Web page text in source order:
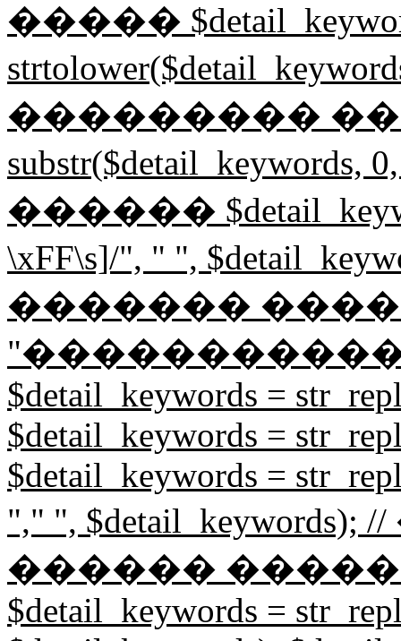
�����
��������� �����
������
\xFF\s]/", " ",
�������
$detail_keywords =
$detail_keywords =
$detail_keywords =
"," ",
������
$detail_keywords =